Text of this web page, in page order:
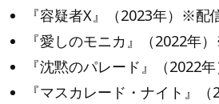
『容疑者X』（2023年）※配
『愛しのモニカ』（2022年
『沈黙のパレード』（2022年
『マスカレード・ナイト』（